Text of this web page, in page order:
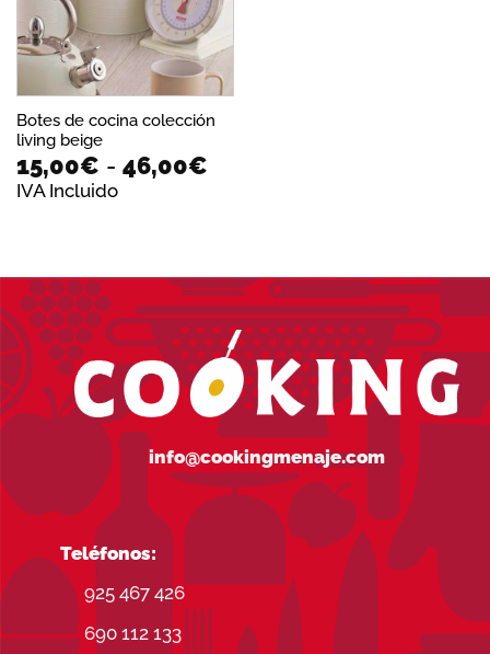
Botes de cocina colección
living beige
15,00€ - 46,00€Rango
hasta
46,00€
IVA Incluido
info@cookingmenaje.com
Teléfonos:
925 467 426
690 112 133